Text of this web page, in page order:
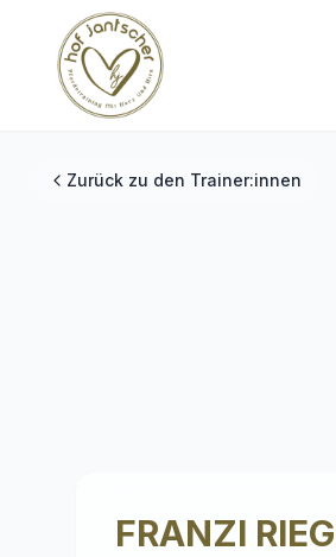
Zurück zu den Trainer:innen
FRANZI